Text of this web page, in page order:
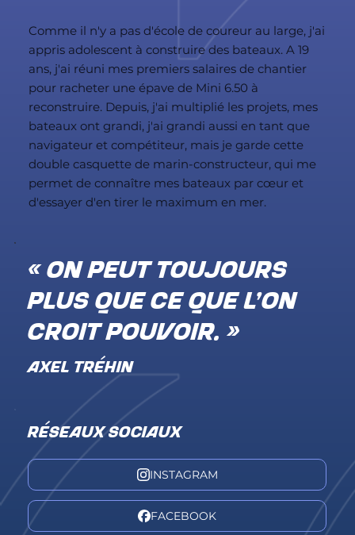
RÉSEAUX SOCIAUX
INSTAGRAM
FACEBOOK
« On peut toujours
plus que ce que l’on
croit pouvoir. »
AXEL TRÉHIN
Comme il n'y a pas d'école de coureur au large, j'ai
appris adolescent à construire des bateaux. A 19
ans, j'ai réuni mes premiers salaires de chantier
pour racheter une épave de Mini 6.50 à
reconstruire. Depuis, j'ai multiplié les projets, mes
bateaux ont grandi, j'ai grandi aussi en tant que
navigateur et compétiteur, mais je garde cette
double casquette de marin-constructeur, qui me
permet de connaître mes bateaux par cœur et
d'essayer d'en tirer le maximum en mer.